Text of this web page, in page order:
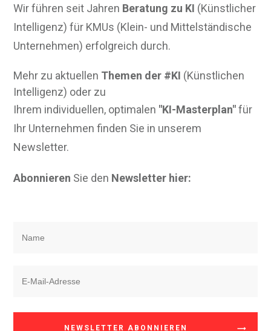
Wir führen seit Jahren Beratung zu KI (Künstlicher
Intelligenz) für KMUs (Klein- und Mittelständische
Unternehmen) erfolgreich durch.
Mehr zu aktuellen Themen der #KI (Künstlichen
Intelligenz) oder zu
Ihrem individuellen, optimalen "KI-Masterplan"für
Ihr Unternehmen finden Sie in unserem
Newsletter.
Abonnieren Sie den Newsletter hier:
NEWSLETTER ABONNIEREN